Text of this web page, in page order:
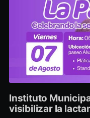
Instituto
visibilizar la